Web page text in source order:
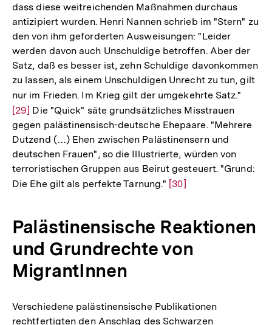
dass diese weitreichenden Maßnahmen durchaus
antizipiert wurden. Henri Nannen schrieb im "Stern" zu
den von ihm geforderten Ausweisungen: "Leider
werden davon auch Unschuldige betroffen. Aber der
Satz, daß es besser ist, zehn Schuldige davonkommen
zu lassen, als einem Unschuldigen Unrecht zu tun, gilt
nur im Frieden. Im Krieg gilt der umgekehrte Satz."
der
[29] Die "Quick" säte grundsätzliches Misstrauen
gegen palästinensisch-deutsche Ehepaare. "Mehrere
Dutzend (…) Ehen zwischen Palästinensern und
deutschen Frauen", so die Illustrierte, würden von
terroristischen Gruppen aus Beirut gesteuert. "Grund:
Die Ehe gilt als perfekte Tarnung." Zur
Fußnote
[30]
Palästinensische Reaktionen
und Grundrechte von
MigrantInnen
Verschiedene palästinensische Publikationen
rechtfertigten den Anschlag des Schwarzen